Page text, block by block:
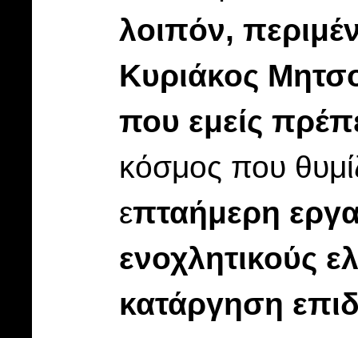
λοιπόν,
Κυριάκος
που εμείς
κόσμος που
επταήμερη
ενοχλητικούς
κατάργηση